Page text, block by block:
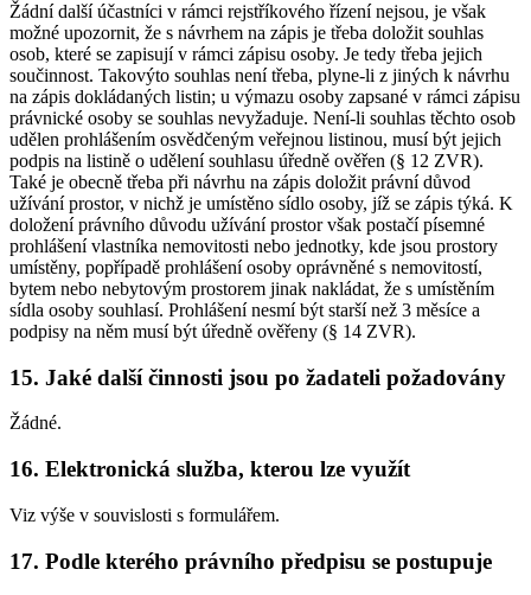
Žádní další účastníci v rámci rejstříkového řízení nejsou, je však
možné upozornit, že s návrhem na zápis je třeba doložit souhlas
osob, které se zapisují v rámci zápisu osoby. Je tedy třeba jejich
součinnost. Takovýto souhlas není třeba, plyne-li z jiných k návrhu
na zápis dokládaných listin; u výmazu osoby zapsané v rámci zápisu
právnické osoby se souhlas nevyžaduje. Není-li souhlas těchto osob
udělen prohlášením osvědčeným veřejnou listinou, musí být jejich
podpis na listině o udělení souhlasu úředně ověřen (§ 12 ZVR).
Také je obecně třeba při návrhu na zápis doložit právní důvod
užívání prostor, v nichž je umístěno sídlo osoby, jíž se zápis týká. K
doložení právního důvodu užívání prostor však postačí písemné
prohlášení vlastníka nemovitosti nebo jednotky, kde jsou prostory
umístěny, popřípadě prohlášení osoby oprávněné s nemovitostí,
bytem nebo nebytovým prostorem jinak nakládat, že s umístěním
sídla osoby souhlasí. Prohlášení nesmí být starší než 3 měsíce a
podpisy na něm musí být úředně ověřeny (§ 14 ZVR).
15. Jaké další činnosti jsou po žadateli požadovány
Žádné.
16. Elektronická služba, kterou lze využít
Viz výše v souvislosti s formulářem.
17. Podle kterého právního předpisu se postupuje